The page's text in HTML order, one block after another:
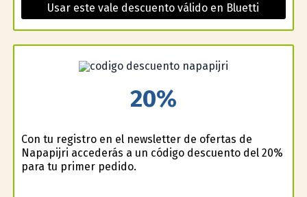
Usar este vale descuento válido en Bluetti
20%
Con tu registro en el newsletter de ofertas de
Napapijri accederás a un código descuento del 20%
para tu primer pedido.